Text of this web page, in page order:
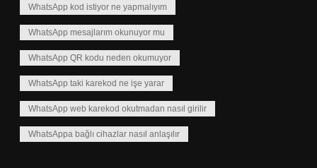
WhatsApp kod istiyor ne yapmalıyım
WhatsApp mesajlarım okunuyor mu
WhatsApp QR kodu neden okumuyor
WhatsApp taki karekod ne işe yarar
WhatsApp web karekod okutmadan nasıl girilir
WhatsAppa bağlı cihazlar nasıl anlaşılır